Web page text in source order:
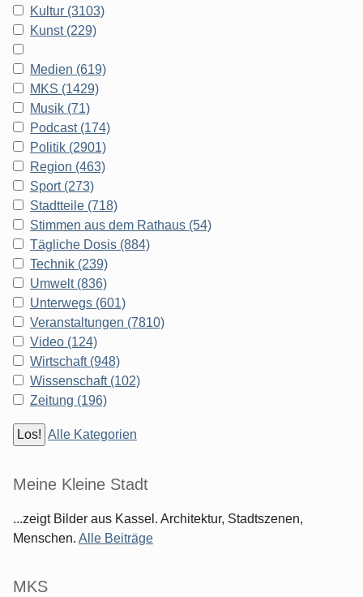
Kultur (3103)
Kunst (229)
Medien (619)
MKS (1429)
Musik (71)
Podcast (174)
Politik (2901)
Region (463)
Sport (273)
Stadtteile (718)
Stimmen aus dem Rathaus (54)
Tägliche Dosis (884)
Technik (239)
Umwelt (836)
Unterwegs (601)
Veranstaltungen (7810)
Video (124)
Wirtschaft (948)
Wissenschaft (102)
Zeitung (196)
Alle Kategorien
Meine Kleine Stadt
...zeigt Bilder aus Kassel. Architektur, Stadtszenen,
Menschen. Alle Beiträge
MKS